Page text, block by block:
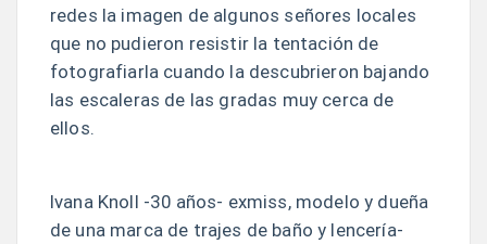
redes la imagen de algunos señores locales
que no pudieron resistir la tentación de
fotografiarla cuando la descubrieron bajando
las escaleras de las gradas muy cerca de
ellos.
Ivana Knoll -30 años- exmiss, modelo y dueña
de una marca de trajes de baño y lencería-